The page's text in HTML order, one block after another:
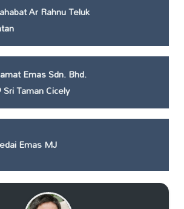
Ar Rahnu Teluk
Emas Sdn. Bhd.
Sri Taman Cicely
Emas MJ